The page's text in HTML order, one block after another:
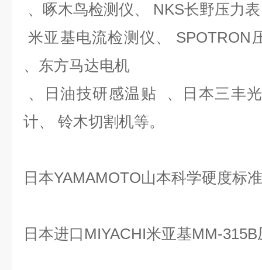
、啄木鸟检测仪、 NKS长野压力
米亚基电流检测仪、 SPOTRON
、东方马达电机
、日油技研感温贴 、日本三丰
计、 铃木切割机等。
日本YAMAMOTO山本科学硬度标
日本进口MIYACHI米亚基MM-